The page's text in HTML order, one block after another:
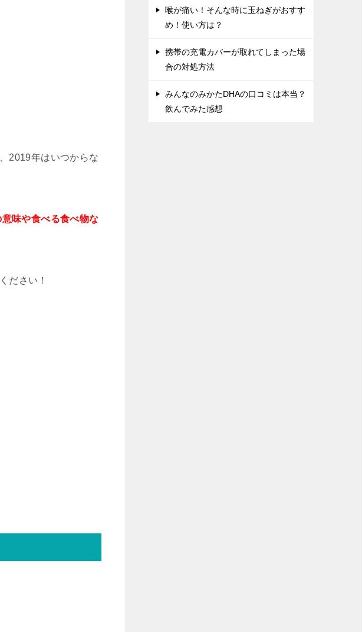
2019年はいつからな
味や食べる食べ物な
ださい！
喉が痛い！そんな時に玉ねぎがおすす
め！使い方は？
携帯の充電カバーが取れてしまった場
合の対処方法
みんなのみかたDHAの口コミは本当？
飲んでみた感想